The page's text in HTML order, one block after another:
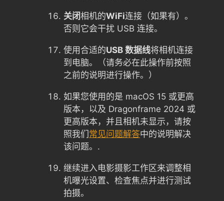
关闭相机的WiFi连接（如果有）。
否则它会干扰 USB 连接。
使用合适的USB 数据线将相机连接
到电脑。（请务必在此操作前按照
之前的说明进行操作。）
如果您使用的是 macOS 15 或更高
版本，以及 Dragonframe 2024 或
更高版本，并且相机未显示，请按
照我们 常见问题解答中的说明解决
该问题。.
继续进入电影摄影工作区来调整相
机曝光设置、检查焦点并进行测试
拍摄。